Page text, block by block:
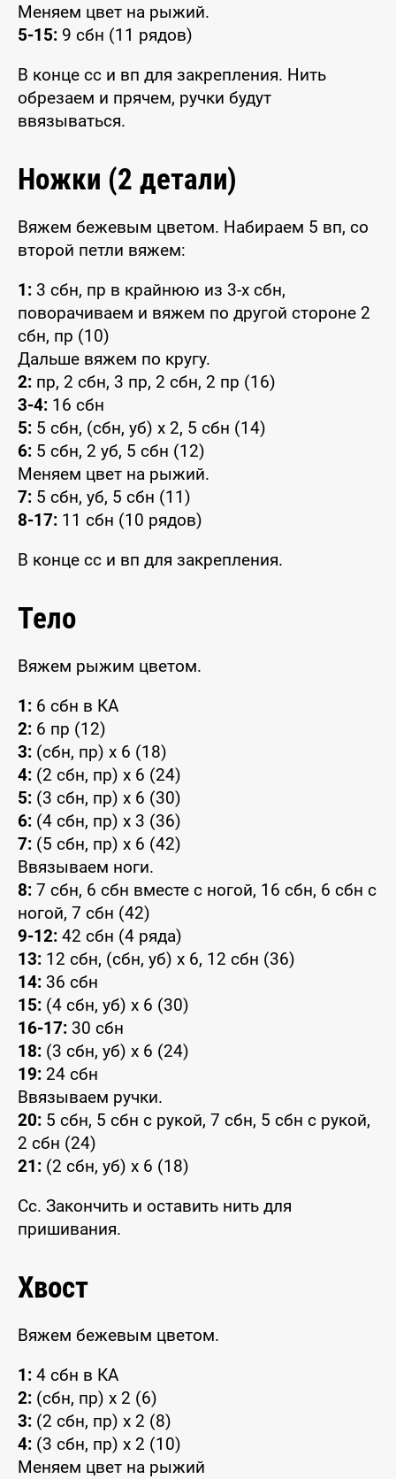
Меняем цвет на рыжий.
5-15: 9 сбн (11 рядов)
В конце сс и вп для закрепления. Нить
обрезаем и прячем, ручки будут
ввязываться.
Ножки (2 детали)
Вяжем бежевым цветом. Набираем 5 вп, со
второй петли вяжем:
1: 3 сбн, пр в крайнюю из 3-х сбн,
поворачиваем и вяжем по другой стороне 2
сбн, пр (10)
Дальше вяжем по кругу.
2: пр, 2 сбн, 3 пр, 2 сбн, 2 пр (16)
3-4: 16 сбн
5: 5 сбн, (сбн, уб) x 2, 5 сбн (14)
6: 5 сбн, 2 уб, 5 сбн (12)
Меняем цвет на рыжий.
7: 5 сбн, уб, 5 сбн (11)
8-17: 11 сбн (10 рядов)
В конце сс и вп для закрепления.
Тело
Вяжем рыжим цветом.
1: 6 сбн в КА
2: 6 пр (12)
3: (сбн, пр) x 6 (18)
4: (2 сбн, пр) x 6 (24)
5: (3 сбн, пр) x 6 (30)
6: (4 сбн, пр) x 3 (36)
7: (5 сбн, пр) x 6 (42)
Ввязываем ноги.
8: 7 сбн, 6 сбн вместе с ногой, 16 сбн, 6 сбн с
ногой, 7 сбн (42)
9-12: 42 сбн (4 ряда)
13: 12 сбн, (сбн, уб) x 6, 12 сбн (36)
14: 36 сбн
15: (4 сбн, уб) x 6 (30)
16-17: 30 сбн
18: (3 сбн, уб) x 6 (24)
19: 24 сбн
Ввязываем ручки.
20: 5 сбн, 5 сбн с рукой, 7 сбн, 5 сбн с рукой,
2 сбн (24)
21: (2 сбн, уб) x 6 (18)
Сс. Закончить и оставить нить для
пришивания.
Хвост
Вяжем бежевым цветом.
1: 4 сбн в КА
2: (сбн, пр) x 2 (6)
3: (2 сбн, пр) x 2 (8)
4: (3 сбн, пр) x 2 (10)
Меняем цвет на рыжий